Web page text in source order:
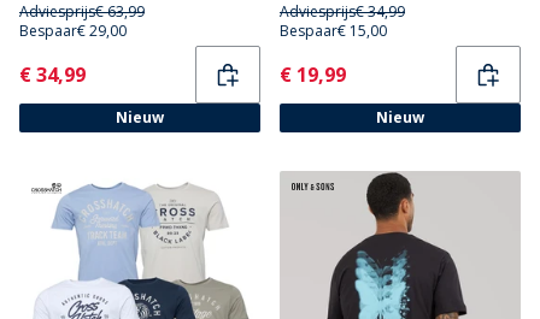
Adviesprijs€ 63,99
Bespaar€ 29,00
Current
€ 34,99
Nieuw
Adviesprijs€ 34,99
Bespaar€ 15,00
Current
€ 19,99
Nieuw